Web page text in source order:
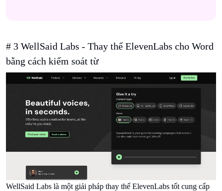
# 3 WellSaid Labs - Thay thế ElevenLabs cho Word
bằng cách kiểm soát từ
WellSaid Labs là một giải pháp thay thế ElevenLabs tốt cung cấp